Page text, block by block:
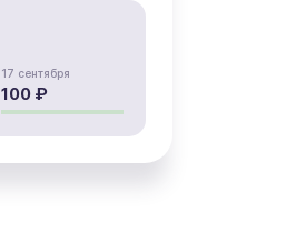
17 сентября
100 ₽